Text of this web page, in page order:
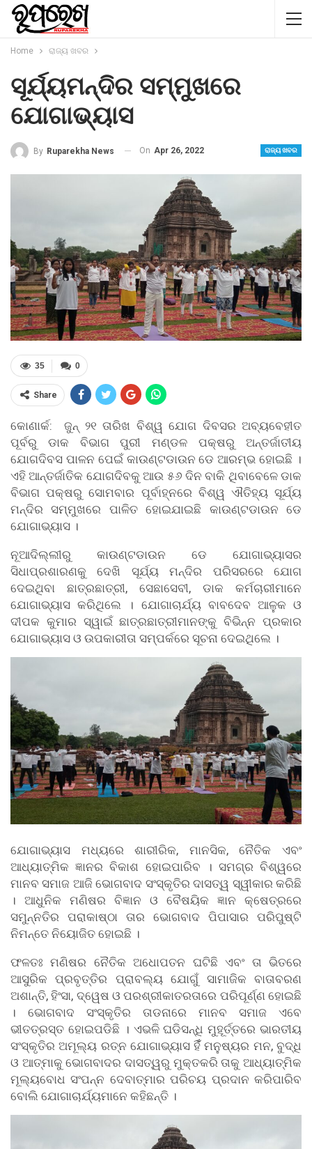
Home ରାଜ୍ୟ ଖବର
ସୂର୍ଯ୍ୟମନ୍ଦିର ସମ୍ମୁଖରେ
ଯୋଗାଭ୍ୟାସ
ରାଜ୍ୟ ଖବର
By Ruparekha News On Apr 26, 2022
0
35
Share
କୋଣାର୍କ: ଜୁନ୍ ୨୧ ତାରିଖ ବିଶ୍ୱ ଯୋଗ ଦିବସର ଅବ୍ୟବେହୀତ
ପୂର୍ବରୁ ଡାକ ବିଭାଗ ପୁରୀ ମଣ୍ଡଳ ପକ୍ଷରୁ ଅନ୍ତର୍ଜାତୀୟ
ଯୋଗଦିବସ ପାଳନ ପେଇଁ କାଉଣ୍ଟଡାଉନ ଡେ ଆରମ୍ଭ ହୋଇଛି ।
ଏହି ଆନ୍ତର୍ଜାତିକ ଯୋଗଦିବକୁ ଆଉ ୫୬ ଦିନ ବାକି ଥିବାବେଳେ ଡାକ
ବିଭାଗ ପକ୍ଷରୁ ସୋମବାର ପୂର୍ବାହ୍ନରେ ବିଶ୍ୱ ଐତିହ୍ୟ ସୂର୍ଯ୍ୟ
ମନ୍ଦିର ସମ୍ମୁଖରେ ପାଳିତ ହୋଇଯାଇଛି କାଉଣ୍ଟଡାଉନ ଡେ
ଯୋଗାଭ୍ୟାସ ।
ନୂଆଦିଲ୍ଲୀରୁ କାଉଣ୍ଟଡାଉନ ଡେ ଯୋଗାଭ୍ୟାସର
ସିଧାପ୍ରଶାରଣକୁ ଦେଖି ସୂର୍ଯ୍ୟ ମନ୍ଦିର ପରିସରରେ ଯୋଗ
ଦେଇଥିବା ଛାତ୍ରଛାତ୍ରୀ, ସେଛାସେବୀ, ଡାକ କର୍ମଚାରୀମାନେ
ଯୋଗାଭ୍ୟାସ କରିଥିଲେ । ଯୋଗାଚାର୍ଯ୍ୟ ବାବଦେବ ଆଳୁକ ଓ
ଦୀପକ କୁମାର ସ୍ୱାଇଁ ଛାତ୍ରଛାତ୍ରୀମାନଙ୍କୁ ବିଭିନ୍ନ ପ୍ରକାର
ଯୋଗାଭ୍ୟାସ ଓ ଉପକାରୀତା ସମ୍ପର୍କରେ ସୂଚନା ଦେଇଥିଲେ ।
ଯୋଗାଭ୍ୟାସ ମଧ୍ୟରେ ଶାରୀରିକ, ମାନସିକ, ନୈତିକ ଏବଂ
ଆଧ୍ୟାତ୍ମିକ ଜ୍ଞାନର ବିକାଶ ହୋଇପାରିବ । ସମଗ୍ର ବିଶ୍ୱରେ
ମାନବ ସମାଜ ଆଜି ଭୋଗବାଦ ସଂସ୍କୃତିର ଦାସତ୍ୱ ସ୍ୱୀକାର କରିଛି
। ଆଧୁନିକ ମଣିଷର ବିଜ୍ଞାନ ଓ ବୈଷୟିକ ଜ୍ଞାନ କ୍ଷେତ୍ରରେ
ସମୁନ୍ନତିର ପରାକାଷ୍ଠା ତାର ଭୋଗବାଦ ପିପାସାର ପରିପୁଷ୍ଟି
ନିମନ୍ତେ ନିୟୋଜିତ ହୋଇଛି ।
ଫଳତଃ ମଣିଷର ନୈତିକ ଅଧୋପତନ ଘଟିଛି ଏବଂ ତା ଭିତରେ
ଆସୁରିକ ପ୍ରବୃତ୍ତିର ପ୍ରାବଲ୍ୟ ଯୋଗୁଁ ସାମାଜିକ ବାତାବରଣ
ଅଶାନ୍ତି, ହିଂସା, ଦ୍ୱେଷ ଓ ପରଶ୍ରୀକାତରତାରେ ପରିପୂର୍ଣ୍ଣ ହୋଇଛି
। ଭୋଗବାଦ ସଂସ୍କୃତିର ତାଡନାରେ ମାନବ ସମାଜ ଏବେ
ଭୀତତ୍ରସ୍ତ ହୋଇପଡିଛି । ଏଭଳି ଘଡିସନ୍ଧି ମୁହୂର୍ତ୍ତରେ ଭାରତୀୟ
ସଂସ୍କୃତିର ଅମୂଲ୍ୟ ରତ୍ନ ଯୋଗାଭ୍ୟାସ ହିଁଁ ମନୁଷ୍ୟର ମନ, ବୁଦ୍ଧି
ଓ ଆତ୍ମାକୁ ଭୋଗବାଦର ଦାସତ୍ୱରୁ ମୁକ୍ତକରି ତାକୁ ଆଧ୍ୟାତ୍ମିକ
ମୂଲ୍ୟବୋଧ ସଂପନ୍ନ ଦେବାତ୍ମାର ପରିଚୟ ପ୍ରଦାନ କରିପାରିବ
ବୋଲି ଯୋଗାଚାର୍ଯ୍ୟମାନେ କହିଛନ୍ତି ।